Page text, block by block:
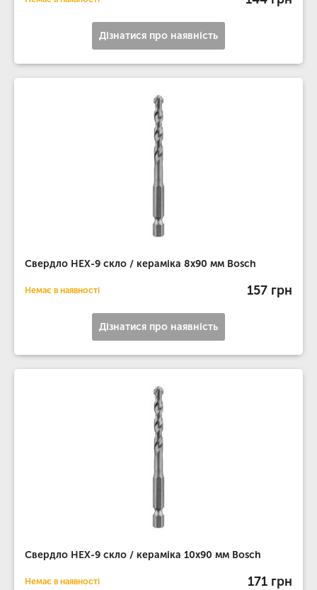
Дізнатися про наявність
Свердло HEX-9 скло / кераміка 8х90 мм Bosch
Немає в наявності 157 грн
Дізнатися про наявність
Свердло HEX-9 скло / кераміка 10x90 мм Bosch
Немає в наявності 171 грн